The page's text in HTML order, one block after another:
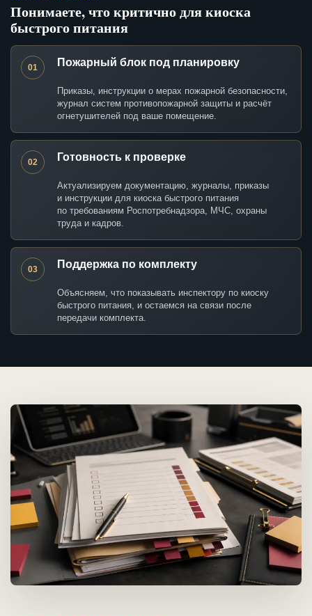
Понимаете, что критично для киоска
быстрого питания
01 Пожарный блок под планировку
Приказы, инструкции о мерах пожарной безопасности,
журнал систем противопожарной защиты и расчёт
огнетушителей под ваше помещение.
02 Готовность к проверке
Актуализируем документацию, журналы, приказы
и инструкции для киоска быстрого питания
по требованиям Роспотребнадзора, МЧС, охраны
труда и кадров.
03 Поддержка по комплекту
Объясняем, что показывать инспектору по киоску
быстрого питания, и остаемся на связи после
передачи комплекта.